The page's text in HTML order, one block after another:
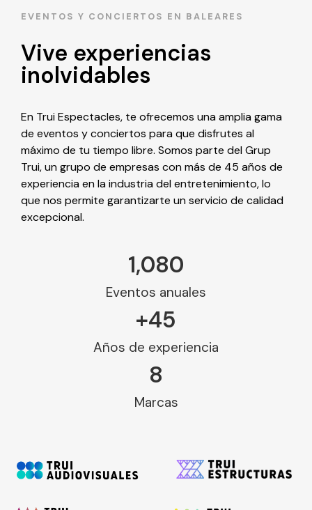
EVENTOS Y CONCIERTOS EN BALEARES
Vive experiencias
inolvidables
En Trui Espectacles, te ofrecemos una amplia gama
de eventos y conciertos para que disfrutes al
máximo de tu tiempo libre. Somos parte del Grup
Trui, un grupo de empresas con más de 45 años de
experiencia en la industria del entretenimiento, lo
que nos permite garantizarte un servicio de calidad
excepcional.
Eventos anuales
1,080
Años de experiencia
+45
Marcas
8